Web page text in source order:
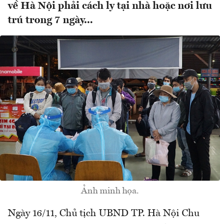
về Hà Nội phải cách ly tại nhà hoặc nơi lưu
trú trong 7 ngày...
Ảnh minh họa.
Ngày 16/11, Chủ tịch UBND TP. Hà Nội Chu